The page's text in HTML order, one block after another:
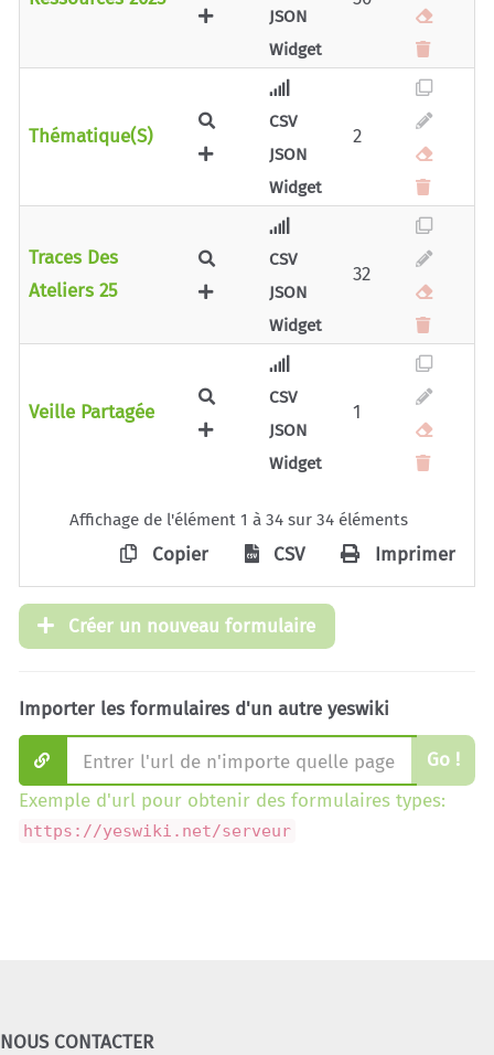
JSON
Widget
Thématique(s)
CSV
JSON
Widget
2
Traces Des
Ateliers 25
CSV
JSON
Widget
32
Veille Partagée
CSV
JSON
Widget
1
Affichage de l'élément 1 à 34 sur 34 éléments
Copier CSV Imprimer
Créer un nouveau formulaire
Importer les formulaires d'un autre yeswiki
Go !
Exemple d'url pour obtenir des formulaires types:
https://yeswiki.net/serveur
NOUS CONTACTER